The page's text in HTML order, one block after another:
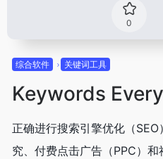
0
综合软件 关键词工具
Keywords
正确进行搜索引擎优化（
究、付费点击广告（PPC）